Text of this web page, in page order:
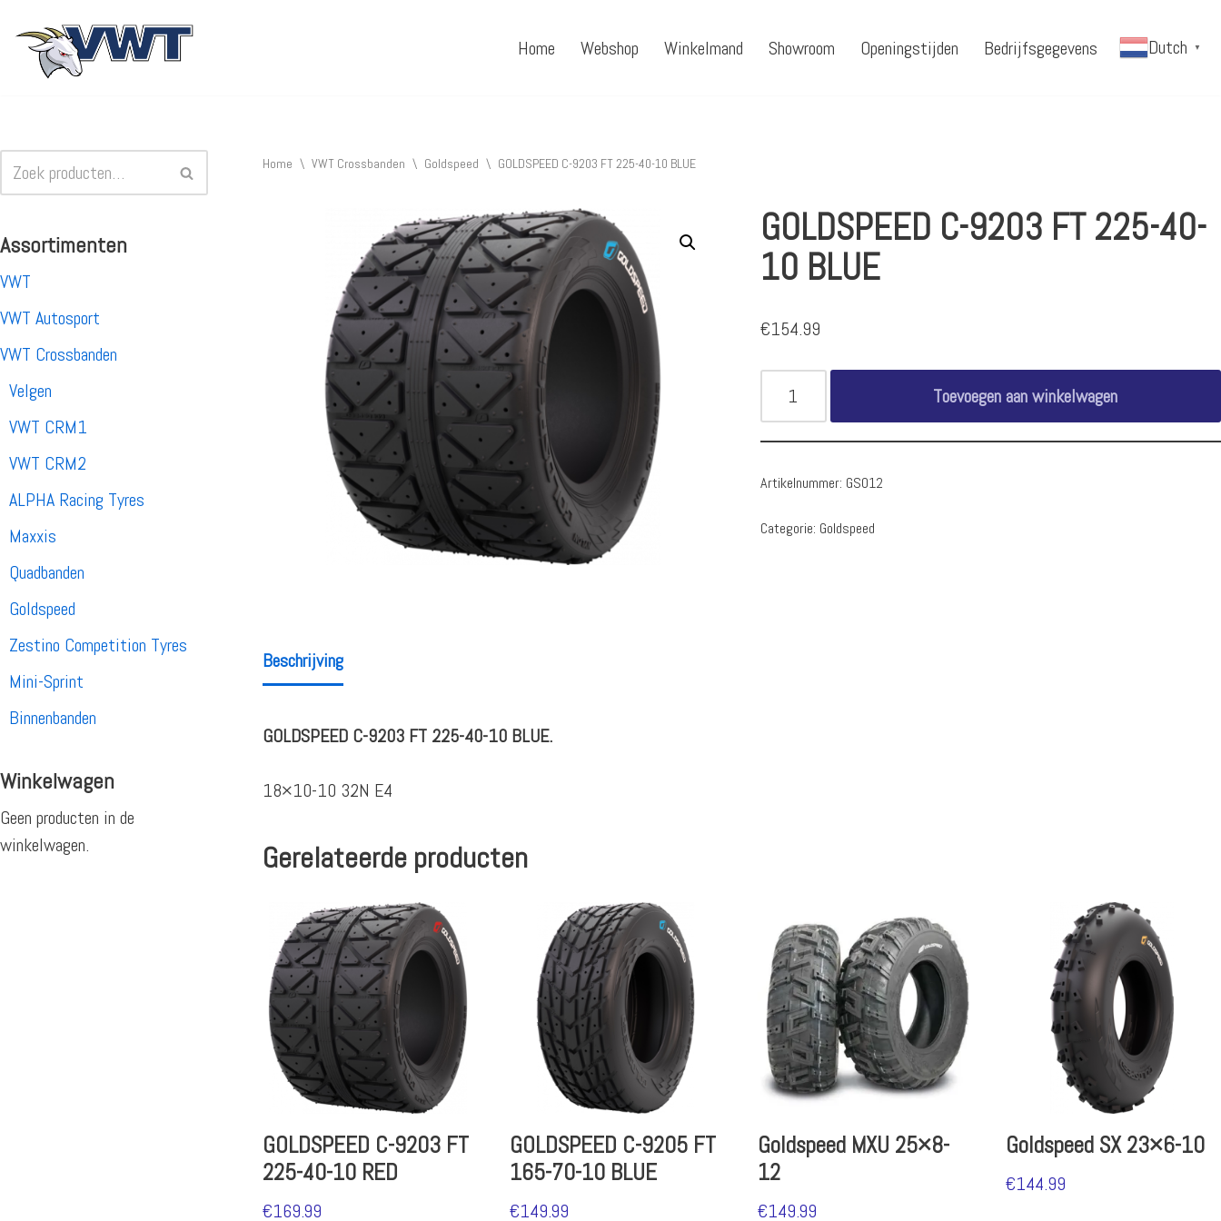
Ga
Home Webshop Winkelmand Showroom Openingstijden Bedrijfsgegevens Dutch ▼
Assortimenten
VWT
VWT Autosport
VWT Crossbanden
Velgen
VWT CRM1
VWT CRM2
ALPHA Racing Tyres
Maxxis
Quadbanden
Goldspeed
Zestino Competition Tyres
Mini-Sprint
Binnenbanden
Winkelwagen
Geen producten in de
winkelwagen.
Home \ VWT Crossbanden \ Goldspeed \ GOLDSPEED C-9203 FT 225-40-10 BLUE
GOLDSPEED C-9203 FT 225-40-
10 BLUE
€154.99
Toevoegen aan winkelwagen
Artikelnummer: GS012
Categorie: Goldspeed
Beschrijving
GOLDSPEED C-9203 FT 225-40-10 BLUE.
18×10-10 32N E4
Gerelateerde producten
GOLDSPEED C-9203 FT
225-40-10 RED
€169.99
GOLDSPEED C-9205 FT
165-70-10 BLUE
€149.99
Goldspeed MXU 25×8-
12
€149.99
Goldspeed SX 23×6-10
€144.99